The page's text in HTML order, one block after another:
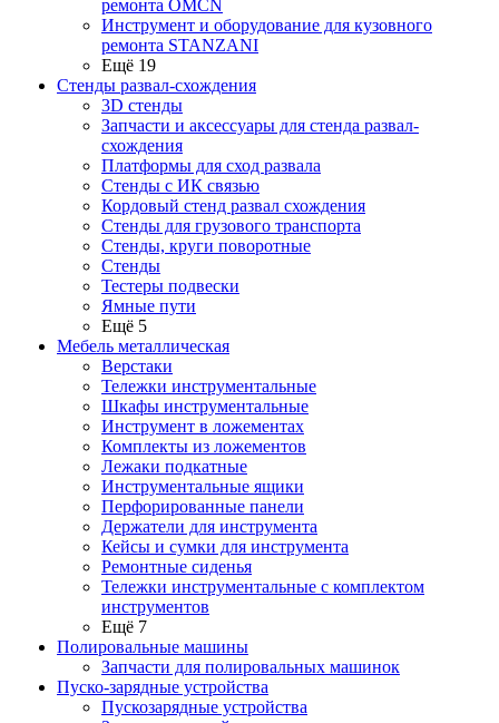
ремонта OMCN
Инструмент и оборудование для кузовного
ремонта STANZANI
Ещё 19
Стенды развал-схождения
3D стенды
Запчасти и аксессуары для стенда развал-
схождения
Платформы для сход развала
Стенды с ИК связью
Кордовый стенд развал схождения
Стенды для грузового транспорта
Стенды, круги поворотные
Стенды
Тестеры подвески
Ямные пути
Ещё 5
Мебель металлическая
Верстаки
Тележки инструментальные
Шкафы инструментальные
Инструмент в ложементах
Комплекты из ложементов
Лежаки подкатные
Инструментальные ящики
Перфорированные панели
Держатели для инструмента
Кейсы и сумки для инструмента
Ремонтные сиденья
Тележки инструментальные с комплектом
инструментов
Ещё 7
Полировальные машины
Запчасти для полировальных машинок
Пуско-зарядные устройства
Пускозарядные устройства